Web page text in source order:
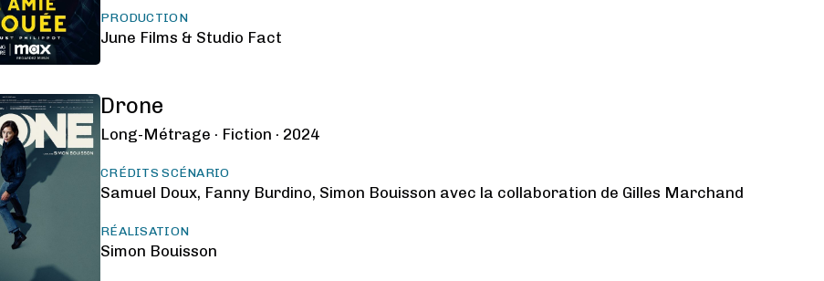
PRODUCTION
June Films & Studio Fact
Drone
Long-Métrage · Fiction · 2024
CRÉDITS SCÉNARIO
Samuel Doux, Fanny Burdino, Simon Bouisson avec la collaboration de Gilles Marchand
RÉALISATION
Simon Bouisson